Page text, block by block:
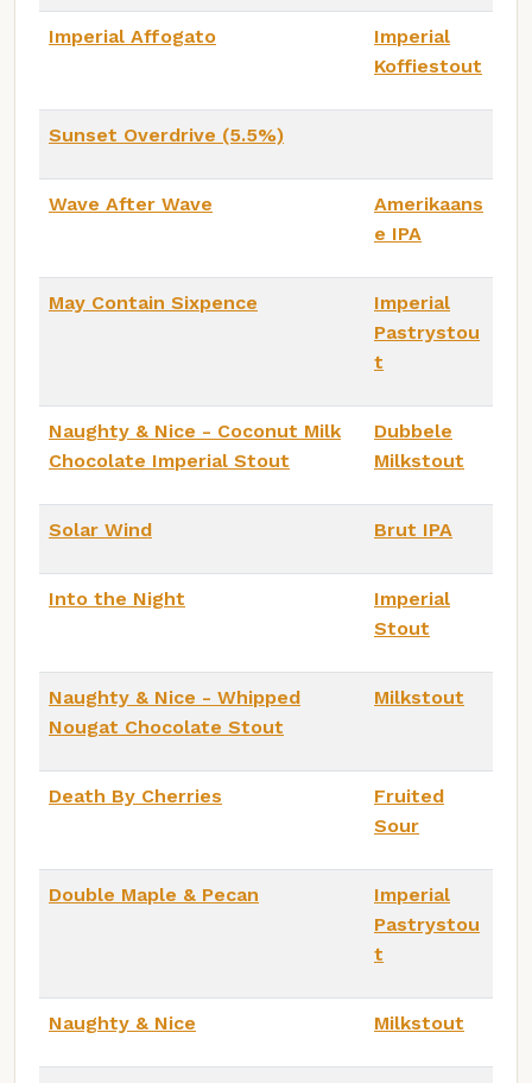
Imperial Affogato
Imperial
Koffiestout
Sunset Overdrive (5.5%)
Wave After Wave
Amerikaans
e IPA
May Contain Sixpence
Imperial
Pastrystou
t
Naughty & Nice - Coconut Milk
Chocolate Imperial Stout
Dubbele
Milkstout
Solar Wind Brut IPA
Into the Night
Imperial
Stout
Naughty & Nice - Whipped
Nougat Chocolate Stout
Milkstout
Death By Cherries
Fruited
Sour
Double Maple & Pecan
Imperial
Pastrystou
t
Naughty & Nice Milkstout